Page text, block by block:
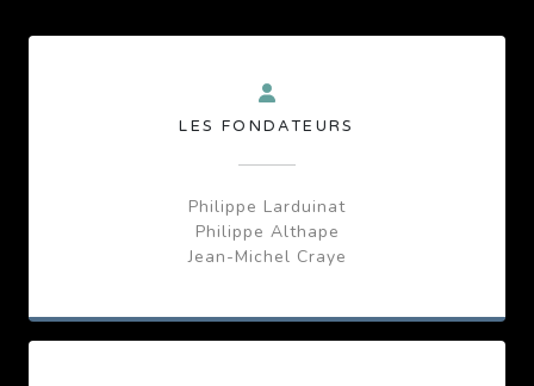
LES FONDATEURS
Philippe Larduinat
Philippe Althape
Jean-Michel Craye